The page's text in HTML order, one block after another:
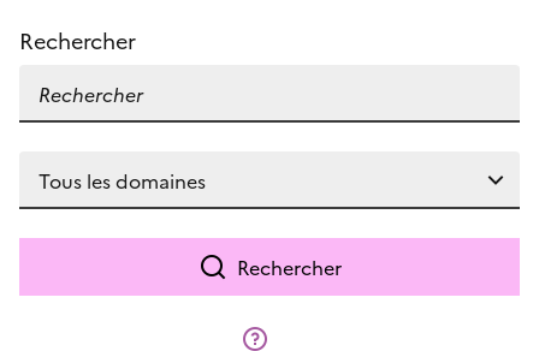
Rechercher
Rechercher